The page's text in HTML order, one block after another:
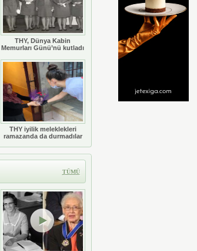
THY, Dünya Kabin
Memurları Günü’nü kutladı
THY iyilik meleklekleri
ramazanda da durmadılar
TÜMÜ